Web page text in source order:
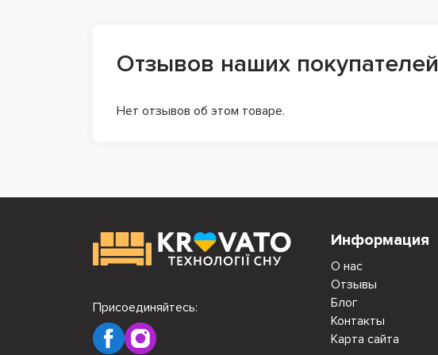
Отзывов наших покупателей
Нет отзывов об этом товаре.
Информация
О нас
Отзывы
Блог
Контакты
Карта сайта
Присоединяйтесь: